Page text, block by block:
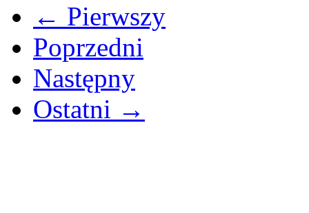
← Pierwszy
Poprzedni
Następny
Ostatni →